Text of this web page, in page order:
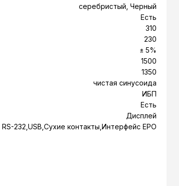
серебристый, Черный
Есть
310
230
± 5%
1500
1350
чистая синусоида
ИБП
Есть
Дисплей
RS-232,USB,Сухие контакты,Интерфейс EPO